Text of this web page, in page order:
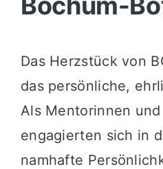
Das Herzstück von
das persönliche,
Als Mentorinnen
engagierten sich in
namhafte